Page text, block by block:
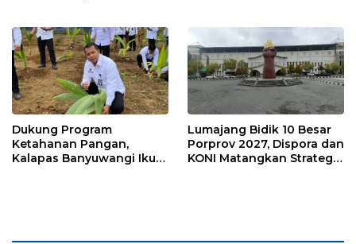
Dukung Program
Ketahanan Pangan,
Kalapas Banyuwangi Ikuti
Lumajang Bidik 10 Besar
Porprov 2027, Dispora dan
KONI Matangkan Strategi